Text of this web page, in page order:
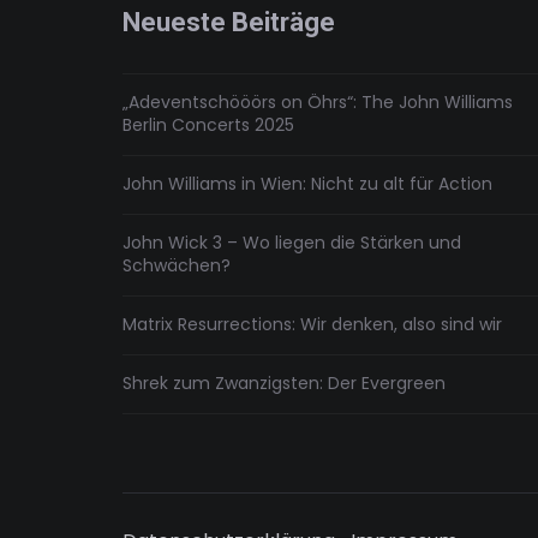
Neueste Beiträge
„Adeventschööörs on Öhrs“: The John Williams
Berlin Concerts 2025
John Williams in Wien: Nicht zu alt für Action
John Wick 3 – Wo liegen die Stärken und
Schwächen?
Matrix Resurrections: Wir denken, also sind wir
Shrek zum Zwanzigsten: Der Evergreen